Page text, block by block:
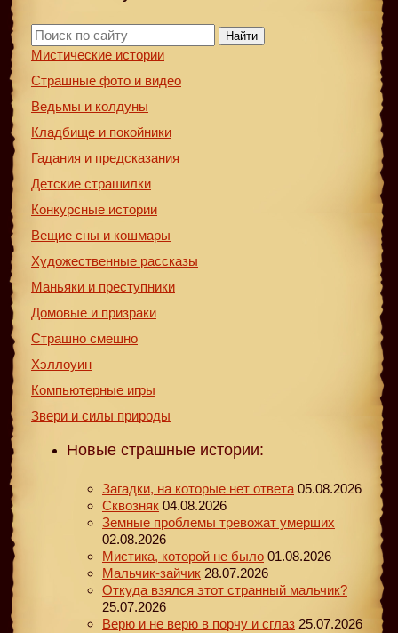
Найти
Мистические истории
Страшные фото и видео
Ведьмы и колдуны
Кладбище и покойники
Гадания и предсказания
Детские страшилки
Конкурсные истории
Вещие сны и кошмары
Художественные рассказы
Маньяки и преступники
Домовые и призраки
Страшно смешно
Хэллоуин
Компьютерные игры
Звери и силы природы
Новые страшные истории:
Загадки, на которые нет ответа 05.08.2026
Сквозняк 04.08.2026
Земные проблемы тревожат умерших
02.08.2026
Мистика, которой не было 01.08.2026
Мальчик-зайчик 28.07.2026
Откуда взялся этот странный мальчик?
25.07.2026
Верю и не верю в порчу и сглаз 25.07.2026